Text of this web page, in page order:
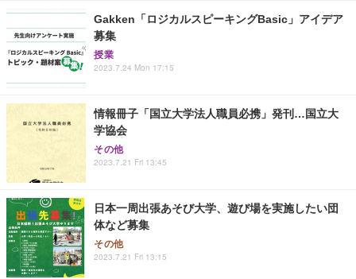
Gakken「ロジカルスピーキングBasic」アイデア
募集
授業
2023.7.24 Mon 17:15
情報冊子「国立大学法人職員必携」発刊…国立大
学協会
その他
2023.7.21 Fri 13:45
日本一周出張あそび大学、遊び場を実施したい団
体など募集
その他
2023.7.21 Fri 13:15